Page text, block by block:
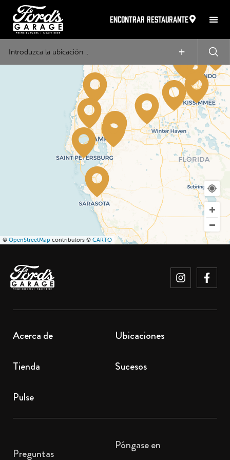
ENCONTRAR RESTAURANTE
+
© OpenStreetMap contributors © CARTO
Acerca de Ubicaciones
Tienda Sucesos
Pulse
Preguntas
Póngase en